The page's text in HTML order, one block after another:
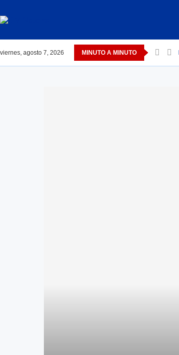
viernes, agosto 7, 2026 MINUTO A MINUTO